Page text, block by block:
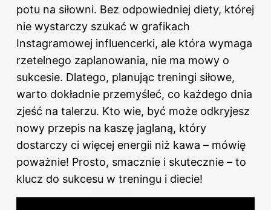
potu na siłowni. Bez odpowiedniej diety, której
nie wystarczy szukać w grafikach
Instagramowej influencerki, ale która wymaga
rzetelnego zaplanowania, nie ma mowy o
sukcesie. Dlatego, planując treningi siłowe,
warto dokładnie przemyśleć, co każdego dnia
zjeść na talerzu. Kto wie, być może odkryjesz
nowy przepis na kaszę jaglaną, który
dostarczy ci więcej energii niż kawa – mówię
poważnie! Prosto, smacznie i skutecznie – to
klucz do sukcesu w treningu i diecie!